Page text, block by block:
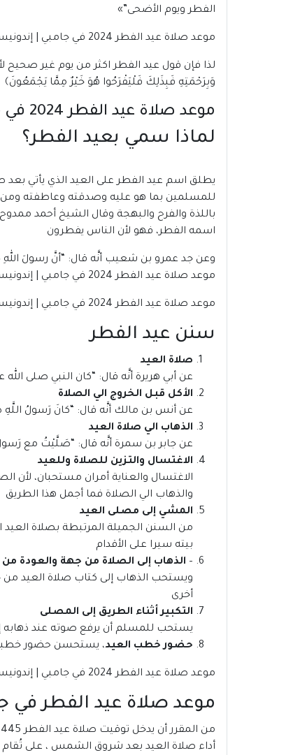
الفطر ويوم الأضحى”»
موعد صلاة عيد الفطر 2024 في جامبي | إندونيسيا
لذا فإن قول عيد الفطر اكثر من يوم غير صحيح
وَبِرَحْمَتِهِ فَبِذَلِكَ فَلْيَفْرَحُوا هُوَ خَيْرٌ مِمَّا يَجْمَعُونَ﴾
موعد صلاة عيد الفطر 2024 في جامبي | إندونيسيا
لماذا سمي بعيد الفطر؟
يطلق اسم عيد الفطر على العيد الذي يأتي بعد
للمسلمين بما هو عليه وصدقته وعاطفته ومن
باللذة والفرح والبهجة وقال الشيخ أحمد
اسمه الفطر، فهو لأن الناس يفطرون
وعن جد عمرو بن شعيب أنَّه قال: “أنَّ رسولَ اللهِ
موعد صلاة عيد الفطر 2024 في جامبي | إندونيسيا
موعد صلاة عيد الفطر 2024 في جامبي | إندونيسيا
سنن عيد الفطر
صلاة العيد
عن أبي هريرة أنَّه قال: “كان النبي صلى
الأكل قبل الخروج الي الصلاة
عن أنس بن مالك أنَّه قال: “كانَ رَسولُ اللَّهِ
الذهاب الي صلاة العيد
عن جابر بن سمرة أنَّه قال: “صَلَّيْتُ مع رَسولِ
الاغتسال والتزين للصلاة وللعيد
الاغتسال والعناية أمران مستحبان، لأن
والذهاب الي الصلاة فما أجمل هذا الطريق
المشي إلى مصلى العيد
من السنن الجميلة المرتبطة بصلاة العيد
بيته سيرا على الأقدام
– الذهاب إلى الصلاة من جهة والعودة
ويستحب الذهاب إلى كتاب صلاة العيد من
أخرى
التكبير أثناء الطريق إلى المصلى
يستحب للمسلم أن يرفع صوته عند ذهابه
حضور خطب العيد، يستحسن حضور خطبة
موعد صلاة عيد الفطر 2024 في جامبي | إندونيسيا
موعد صلاة عيد الفطر في جامبي
أداء صلاة العيد بعد شروق الشمس ، على